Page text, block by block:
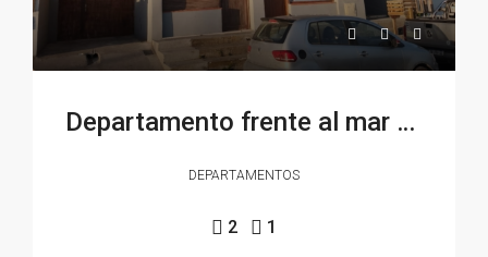
Departamento frente al mar c/ cochera en Costanera al 600
DEPARTAMENTOS
2 1